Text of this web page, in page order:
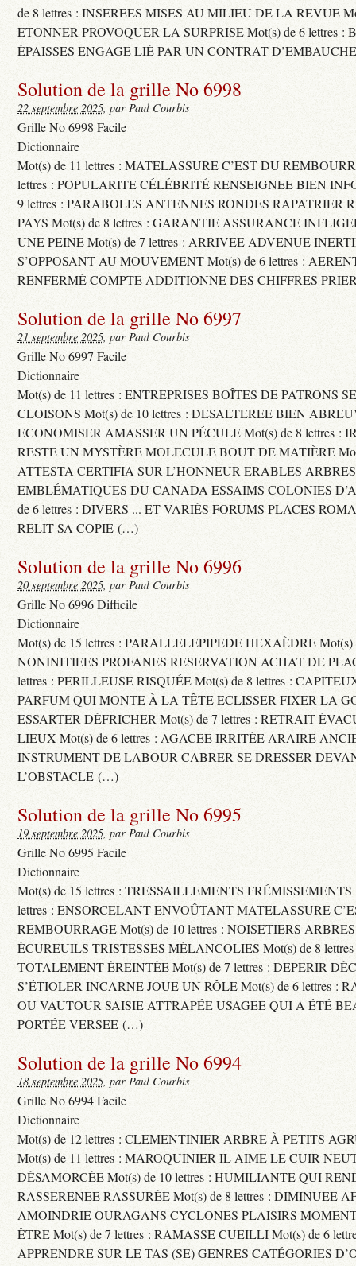
de 8 lettres : INSEREES MISES AU MILIEU DE LA REVUE
ETONNER PROVOQUER LA SURPRISE Mot(s) de 6 lettres :
ÉPAISSES ENGAGE LIÉ PAR UN CONTRAT
Solution de la grille No 6998
22 septembre 2025, par Paul Courbis
Grille No 6998 Facile
Dictionnaire
Mot(s) de 11 lettres : MATELASSURE C’EST DU
lettres : POPULARITE CÉLÉBRITÉ RENSEIGNEE BIEN
9 lettres : PARABOLES ANTENNES RONDES RAPATRIER
PAYS Mot(s) de 8 lettres : GARANTIE ASSURANCE
UNE PEINE Mot(s) de 7 lettres : ARRIVEE ADVENUE
S’OPPOSANT AU MOUVEMENT Mot(s) de 6 lettres :
RENFERMÉ COMPTE ADDITIONNE DES CHIFFRES
Solution de la grille No 6997
21 septembre 2025, par Paul Courbis
Grille No 6997 Facile
Dictionnaire
Mot(s) de 11 lettres : ENTREPRISES BOÎTES DE PATRONS
CLOISONS Mot(s) de 10 lettres : DESALTEREE BIEN
ECONOMISER AMASSER UN PÉCULE Mot(s) de 8 lettres :
RESTE UN MYSTÈRE MOLECULE BOUT DE MATIÈRE
ATTESTA CERTIFIA SUR L’HONNEUR ERABLES ARBRES
EMBLÉMATIQUES DU CANADA ESSAIMS COLONIES
de 6 lettres : DIVERS ... ET VARIÉS FORUMS PLACES
RELIT SA COPIE (…)
Solution de la grille No 6996
20 septembre 2025, par Paul Courbis
Grille No 6996 Difficile
Dictionnaire
Mot(s) de 15 lettres : PARALLELEPIPEDE HEXAÈDRE Mot(s)
NONINITIEES PROFANES RESERVATION ACHAT DE
lettres : PERILLEUSE RISQUÉE Mot(s) de 8 lettres :
PARFUM QUI MONTE À LA TÊTE ECLISSER FIXER LA
ESSARTER DÉFRICHER Mot(s) de 7 lettres : RETRAIT
LIEUX Mot(s) de 6 lettres : AGACEE IRRITÉE ARAIRE
INSTRUMENT DE LABOUR CABRER SE DRESSER
L’OBSTACLE (…)
Solution de la grille No 6995
19 septembre 2025, par Paul Courbis
Grille No 6995 Facile
Dictionnaire
Mot(s) de 15 lettres : TRESSAILLEMENTS FRÉMISSEMENTS
lettres : ENSORCELANT ENVOÛTANT MATELASSURE
REMBOURRAGE Mot(s) de 10 lettres : NOISETIERS
ÉCUREUILS TRISTESSES MÉLANCOLIES Mot(s) de 8
TOTALEMENT ÉREINTÉE Mot(s) de 7 lettres : DEPERIR
S’ÉTIOLER INCARNE JOUE UN RÔLE Mot(s) de 6 lettres :
OU VAUTOUR SAISIE ATTRAPÉE USAGEE QUI A ÉTÉ
PORTÉE VERSEE (…)
Solution de la grille No 6994
18 septembre 2025, par Paul Courbis
Grille No 6994 Facile
Dictionnaire
Mot(s) de 12 lettres : CLEMENTINIER ARBRE À PETITS
Mot(s) de 11 lettres : MAROQUINIER IL AIME LE CUIR
DÉSAMORCÉE Mot(s) de 10 lettres : HUMILIANTE QUI
RASSERENEE RASSURÉE Mot(s) de 8 lettres : DIMINUEE
AMOINDRIE OURAGANS CYCLONES PLAISIRS
ÊTRE Mot(s) de 7 lettres : RAMASSE CUEILLI Mot(s) de 6
APPRENDRE SUR LE TAS (SE) GENRES CATÉGORIES